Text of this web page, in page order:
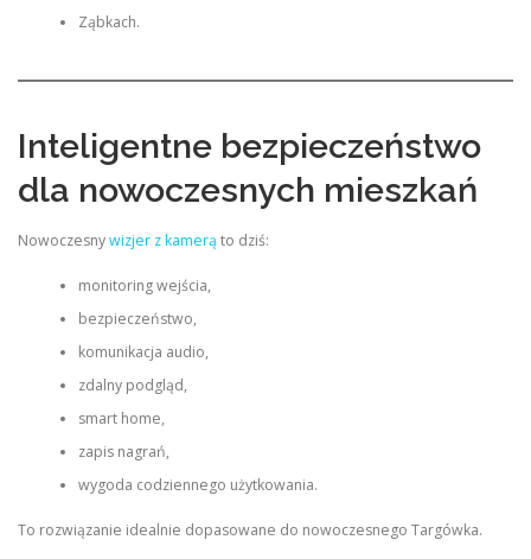
Ząbkach.
Inteligentne bezpieczeństwo
dla nowoczesnych mieszkań
Nowoczesnywizjer z kamerą to dziś:
monitoring wejścia,
bezpieczeństwo,
komunikacja audio,
zdalny podgląd,
smart home,
zapis nagrań,
wygoda codziennego użytkowania.
To rozwiązanie idealnie dopasowane do nowoczesnego Targówka.